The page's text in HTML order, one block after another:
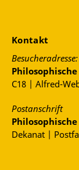
Kontakt
Besucheradresse:
C18 | Alfred-
Postanschrift
Dekanat |